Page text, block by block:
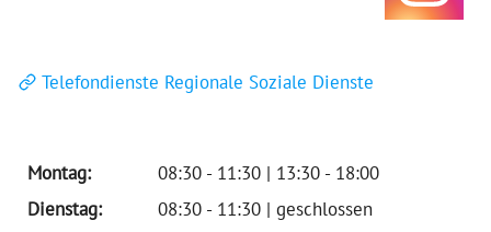
Telefondienste Regionale Soziale Dienste
Montag:
08:30 - 11:30 | 13:30 - 18:00
Dienstag:
08:30 - 11:30 | geschlossen